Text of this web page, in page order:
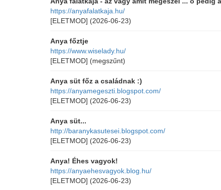
https://anyafalatkaja.hu/
[ELETMOD] (2026-06-23)
Anya főztje
https://www.wiselady.hu/
[ELETMOD] (megszűnt)
Anya süt főz a családnak :)
https://anyamegeszti.blogspot.com/
[ELETMOD] (2026-06-23)
Anya süt...
http://baranykasutesei.blogspot.com/
[ELETMOD] (2026-06-23)
Anya! Éhes vagyok!
https://anyaehesvagyok.blog.hu/
[ELETMOD] (2026-06-23)